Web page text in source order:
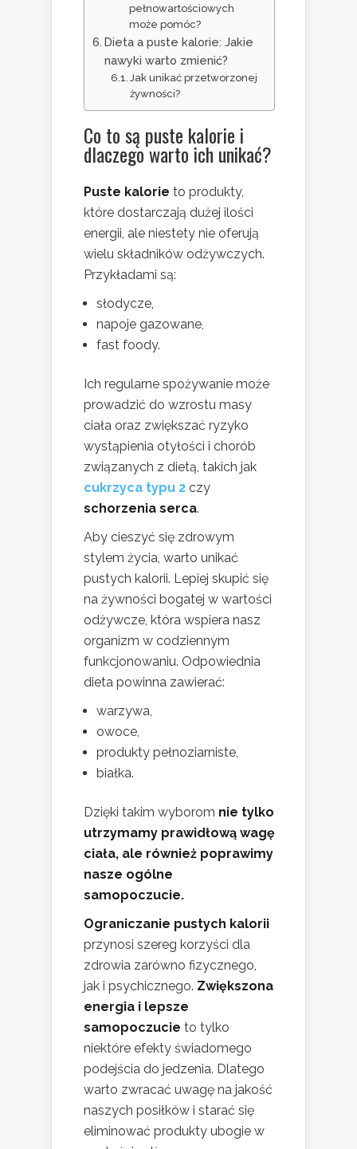
pełnowartościowych
może pomóc?
Dieta a puste kalorie: Jakie
nawyki warto zmienić?
Jak unikać przetworzonej
żywności?
Co to są puste kalorie i
dlaczego warto ich unikać?
Puste kalorie to produkty,
które dostarczają dużej ilości
energii, ale niestety nie oferują
wielu składników odżywczych.
Przykładami są:
słodycze,
napoje gazowane,
fast foody.
Ich regularne spożywanie może
prowadzić do wzrostu masy
ciała oraz zwiększać ryzyko
wystąpienia otyłości i chorób
związanych z dietą, takich jak
cukrzyca typu 2 czy
schorzenia serca.
Aby cieszyć się zdrowym
stylem życia, warto unikać
pustych kalorii. Lepiej skupić się
na żywności bogatej w wartości
odżywcze, która wspiera nasz
organizm w codziennym
funkcjonowaniu. Odpowiednia
dieta powinna zawierać:
warzywa,
owoce,
produkty pełnoziarniste,
białka.
Dzięki takim wyborom nie tylko
utrzymamy prawidłową wagę
ciała, ale również poprawimy
nasze ogólne
samopoczucie.
Ograniczanie pustych kalorii
przynosi szereg korzyści dla
zdrowia zarówno fizycznego,
jak i psychicznego. Zwiększona
energia i lepsze
samopoczucie to tylko
niektóre efekty świadomego
podejścia do jedzenia. Dlatego
warto zwracać uwagę na jakość
naszych posiłków i starać się
eliminować produkty ubogie w